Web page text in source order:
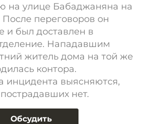
на улице Бабаджаняна на
переговоров он
и был доставлен в
Нападавшим
житель дома на той же
контора.
инцидента выясняются,
нет.
Обсудить